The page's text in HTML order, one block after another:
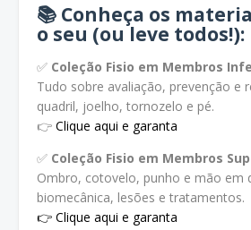
📚 Conheça os
o seu (ou leve todos!):
✅ Coleção Fisio em Membros
Tudo sobre avaliação, prevenção e
quadril, joelho, tornozelo e pé.
👉 Clique aqui e garanta
✅ Coleção Fisio em Membros
Ombro, cotovelo, punho e mão em
biomecânica, lesões e tratamentos.
👉 Clique aqui e garanta